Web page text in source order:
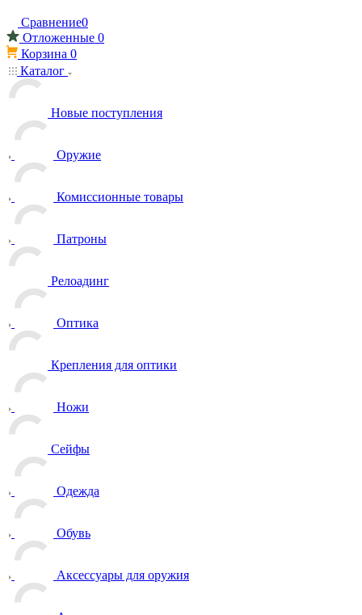
Сравнение0
Отложенные 0
Корзина 0
Каталог
Новые поступления
Оружие
Комиссионные товары
Патроны
Релоадинг
Оптика
Крепления для оптики
Ножи
Сейфы
Одежда
Обувь
Аксессуары для оружия